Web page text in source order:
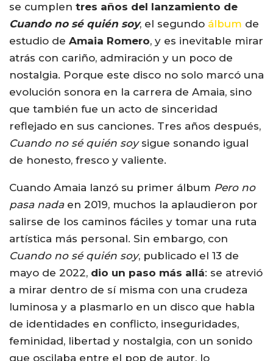
se cumplen tres años del lanzamiento de
Cuando no sé quién soy, el segundo álbum de
estudio de Amaia Romero, y es inevitable mirar
atrás con cariño, admiración y un poco de
nostalgia. Porque este disco no solo marcó una
evolución sonora en la carrera de Amaia, sino
que también fue un acto de sinceridad
reflejado en sus canciones. Tres años después,
Cuando no sé quién soysigue sonando igual
de honesto, fresco y valiente.
Cuando Amaia lanzó su primer álbum Pero no
pasa nadaen 2019, muchos la aplaudieron por
salirse de los caminos fáciles y tomar una ruta
artística más personal. Sin embargo, con
Cuando no sé quién soy, publicado el 13 de
mayo de 2022, dio un paso más allá: se atrevió
a mirar dentro de sí misma con una crudeza
luminosa y a plasmarlo en un disco que habla
de identidades en conflicto, inseguridades,
feminidad, libertad y nostalgia, con un sonido
que oscilaba entre el pop de autor, lo